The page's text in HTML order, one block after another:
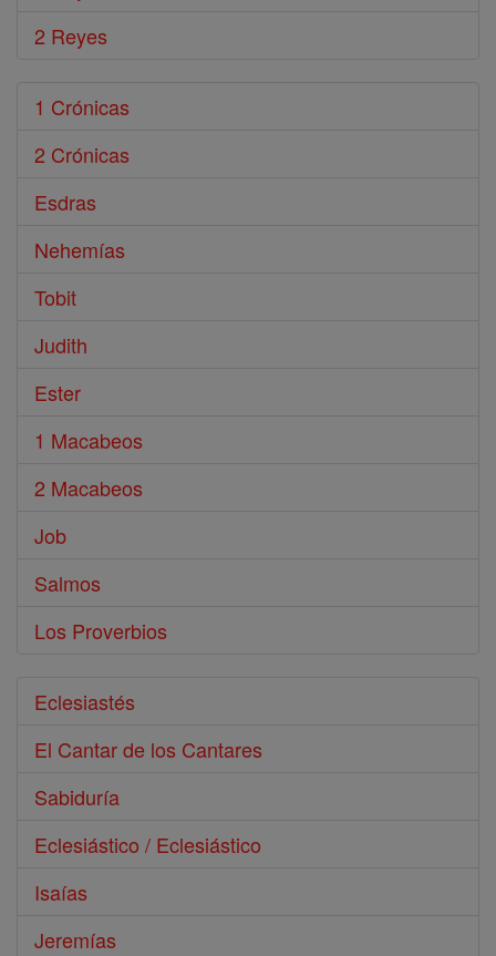
2 Reyes
1 Crónicas
2 Crónicas
Esdras
Nehemías
Tobit
Judith
Ester
1 Macabeos
2 Macabeos
Job
Salmos
Los Proverbios
Eclesiastés
El Cantar de los Cantares
Sabiduría
Eclesiástico / Eclesiástico
Isaías
Jeremías